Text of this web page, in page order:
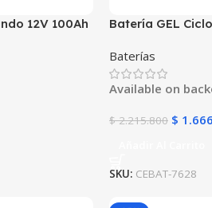
12V 100Ah
Batería GEL
| Deep Cycle
Baterías
Available on
$2.215.800 $
SKU: CEBAT-7628